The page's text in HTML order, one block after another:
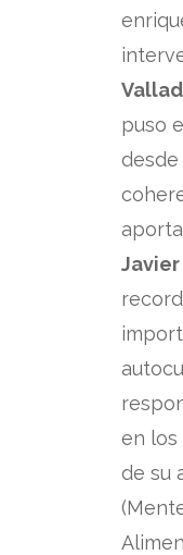
puso
desde
en los
de su